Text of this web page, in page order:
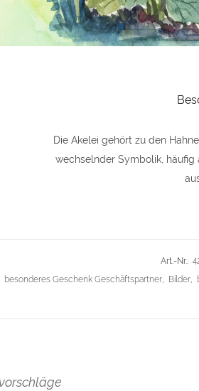
Die Akelei gehört zu den
wechselnder Symbolik, häufig
Art.-Nr.:
besonderes Geschenk Geschäftspartner, Bilder,